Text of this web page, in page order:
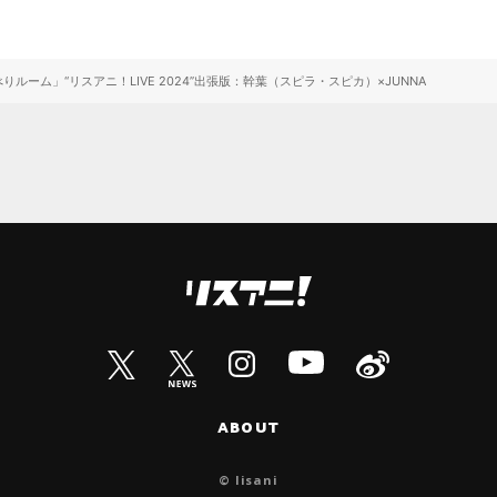
ルーム」“リスアニ！LIVE 2024”出張版：幹葉（スピラ・スピカ）×JUNNA
ABOUT
© lisani